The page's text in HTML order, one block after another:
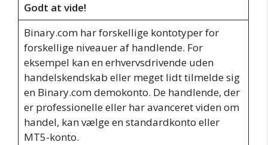
Godt at vide!
Binary.com har forskellige kontotyper for
forskellige niveauer af handlende. For
eksempel kan en erhvervsdrivende uden
handelskendskab eller meget lidt tilmelde sig
en Binary.com demokonto. De handlende, der
er professionelle eller har avanceret viden om
handel, kan vælge en standardkonto eller
MT5-konto.